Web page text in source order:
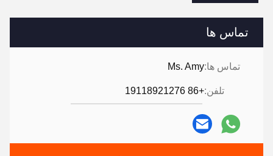
تماس ها
تماس ها:Ms. Amy
تلفن:+86 19118921276